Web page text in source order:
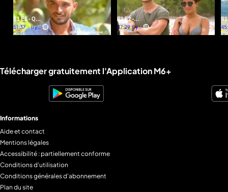
S1 E1 - Que
la
compétition
51:37
Il y a
un
S1 E2 -
C'est parti
pour les
47:29 Il y a
un
Liens utiles M6+.
Télécharger gratuitement l'Application M6+
Informations
Aide et contact
Mentions légales
Accessibilité : partiellement conforme
Conditions d'utilisation
Conditions générales d'abonnement
Plan du site